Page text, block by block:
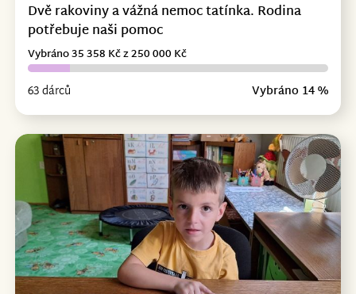
Dvě rakoviny a vážná nemoc tatínka. Rodina
potřebuje naši pomoc
63 dárců Vybráno 14 %
Vybráno 35 358 Kč z 250 000 Kč